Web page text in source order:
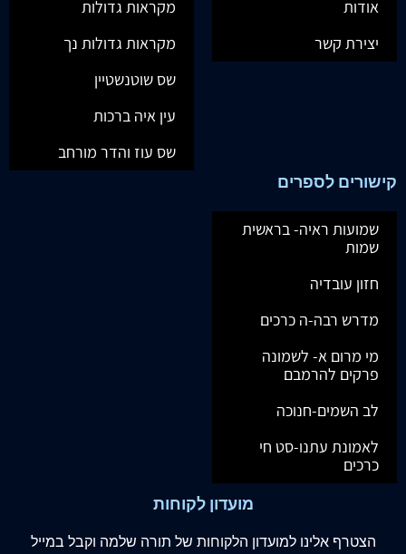
אודות
יצירת קשר
מקראות גדולות
מקראות גדולות נך
שס שוטנשטיין
עין איה ברכות
שס עוז והדר מורחב
קישורים לספרים
שמועות ראיה- בראשית
שמות
חזון עובדיה
מדרש רבה-ה כרכים
מי מרום א- לשמונה
פרקים להרמבם
לב השמים-חנוכה
לאמונת עתנו-סט חי
כרכים
מועדון לקוחות
הצטרף אלינו למועדון הלקוחות של תורה שלמה וקבל במייל